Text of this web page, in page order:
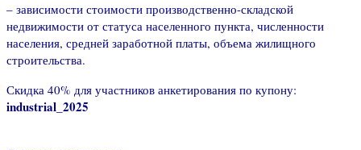
– зависимости стоимости производственно-складской
недвижимости от статуса населенного пункта, численности
населения, средней заработной платы, объема жилищного
строительства.
Скидка 40% для участников анкетирования по купону:
industrial_2025